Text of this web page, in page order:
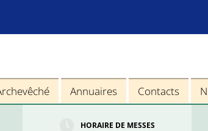
Annuaires Contacts
HORAIRE DE MESSES